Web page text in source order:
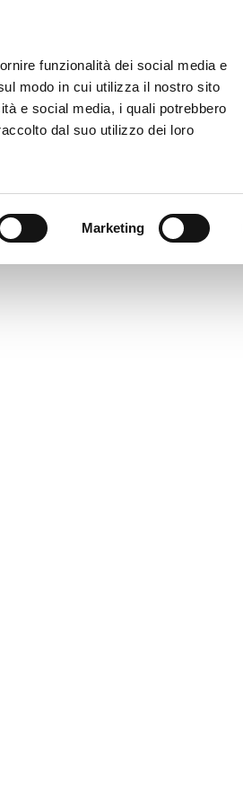
funzionalità dei social media e
modo in cui utilizza il nostro sito
e social media, i quali potrebbero
dal suo utilizzo dei loro
Marketing